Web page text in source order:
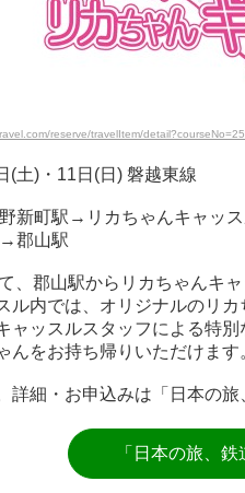
reserve/travelItem/
(土)・11日(日) 磐越東線
新町駅→リカちゃんキャッ
郡山駅
、郡山駅からリカちゃんキ
ル内では、オリジナルのリ
ャッスルスタッフによる特
んをお持ち帰りいただけます
細・お申込みは「日本の旅
「日本の旅、鉄